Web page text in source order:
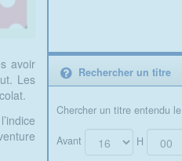
avoir
Les
Rechercher un titre
Chercher un titre entendu le
Avant H